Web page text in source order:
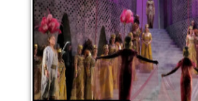
17 décembre 2026
LIRE PLUS